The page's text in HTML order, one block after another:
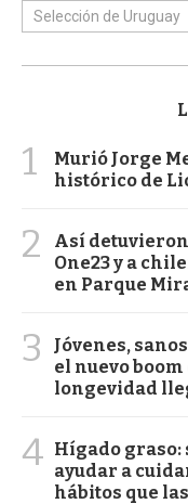
Selección de Uruguay
1
Murió Jorge
histórico de
2
Así
One23 y a
en Parque
3
Jóvenes,
el nuevo
longevidad
4 Hígado graso:
ayudar a
hábitos que